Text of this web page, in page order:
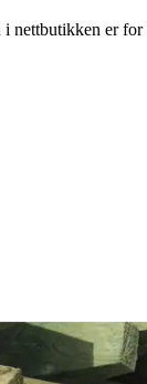
nettbutikken er for